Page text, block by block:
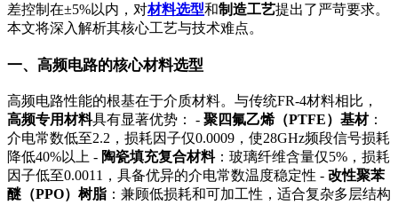
差控制在±5%以内，对材料选型和制造工艺提出了严苛要求。
本文将深入解析其核心工艺与技术难点。
一、高频电路的核心材料选型
高频电路性能的根基在于介质材料。与传统FR-4材料相比，
高频专用材料具有显著优势： - 聚四氟乙烯（PTFE）基材：
介电常数低至2.2 ，损耗因子仅0.0009 ，使28GHz频段信号损耗
降低40%以上 - 陶瓷填充复合材料：玻璃纤维含量仅5% ，损耗
因子低至0.0011 ，具备优异的介电常数温度稳定性 - 改性聚苯
醚（PPO）树脂 ：兼顾低损耗和可加工性，适合复杂多层结构